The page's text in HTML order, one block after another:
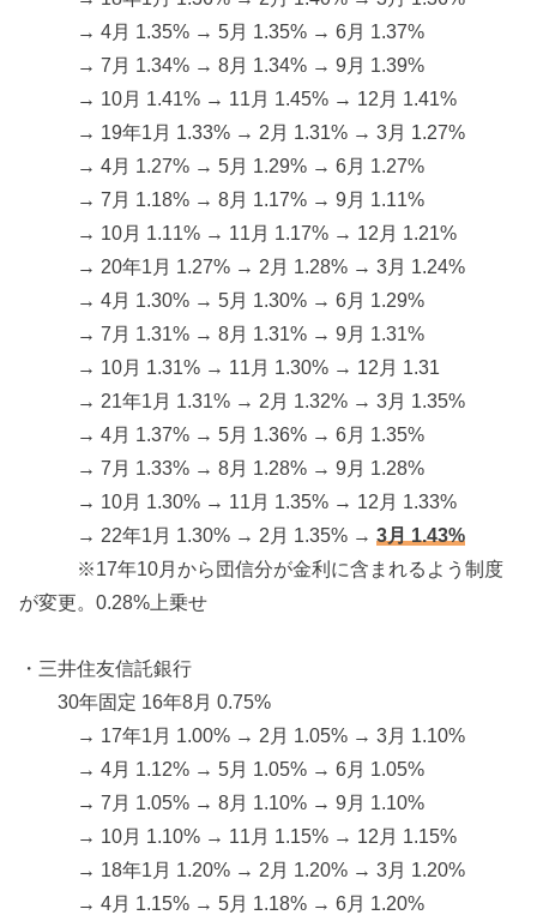
→ 4月 1.35% → 5月 1.35% → 6月 1.37%
→ 7月 1.34% → 8月 1.34% → 9月 1.39%
→ 10月 1.41% → 11月 1.45% → 12月 1.41%
→ 19年1月 1.33% → 2月 1.31% → 3月 1.27%
→ 4月 1.27% → 5月 1.29% → 6月 1.27%
→ 7月 1.18% → 8月 1.17% → 9月 1.11%
→ 10月 1.11% → 11月 1.17% → 12月 1.21%
→ 20年1月 1.27% → 2月 1.28% → 3月 1.24%
→ 4月 1.30% → 5月 1.30% → 6月 1.29%
→ 7月 1.31% → 8月 1.31% → 9月 1.31%
→ 10月 1.31% → 11月 1.30% → 12月 1.31
→ 21年1月 1.31% → 2月 1.32% → 3月 1.35%
→ 4月 1.37% → 5月 1.36% → 6月 1.35%
→ 7月 1.33% → 8月 1.28% → 9月 1.28%
→ 10月 1.30% → 11月 1.35% → 12月 1.33%
→ 22年1月 1.30% → 2月 1.35% →3月 1.43%
※17年10月から団信分が金利に含まれるよう制度
が変更。0.28%上乗せ
・三井住友信託銀行
30年固定 16年8月 0.75%
→ 17年1月 1.00% → 2月 1.05% → 3月 1.10%
→ 4月 1.12% → 5月 1.05% → 6月 1.05%
→ 7月 1.05% → 8月 1.10% → 9月 1.10%
→ 10月 1.10% → 11月 1.15% → 12月 1.15%
→ 18年1月 1.20% → 2月 1.20% → 3月 1.20%
→ 4月 1.15% → 5月 1.18% → 6月 1.20%